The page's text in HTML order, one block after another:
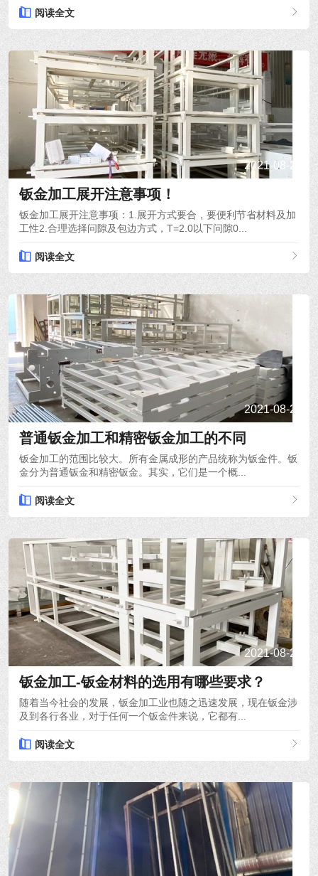
阅读全文
2021-08-26
钣金加工展开注意事项！
钣金加工展开注意事项：1.展开方式要合，要便利节省材料及加
工性2.合理选择问隙及包边方式，T=2.0以下问隙0...
阅读全文
2021-08-24
普通钣金加工和精密钣金加工的不同
钣金加工的范围比较大。所有金属成形的产品统称为钣金件。钣
金分为普通钣金和精密钣金。其实，它们是一个概...
阅读全文
2021-08-22
钣金加工-钣金材料的选用有哪些要求？
随着当今社会的发展，钣金加工业也随之迅速发展，现在钣金涉
及到各行各业，对于任何一个钣金件来说，它都有...
阅读全文